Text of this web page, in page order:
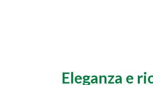
Eleganza e